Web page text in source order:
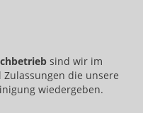
sind wir im
die unsere
wiedergeben.